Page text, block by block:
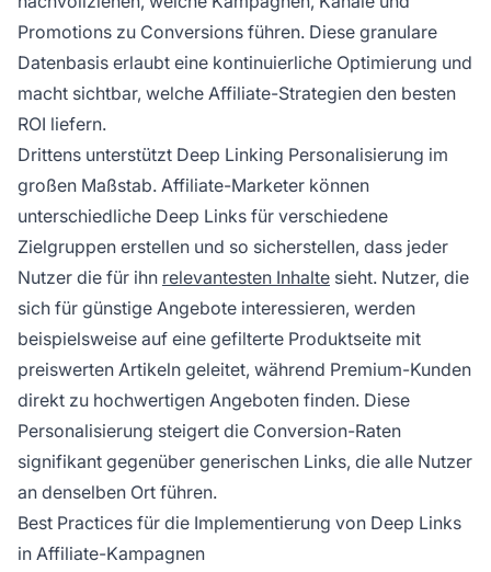
Promotions zu Conversions führen. Diese granulare
Datenbasis erlaubt eine kontinuierliche Optimierung und
macht sichtbar, welche Affiliate-Strategien den besten
ROI liefern.
Drittens unterstützt Deep Linking Personalisierung im
großen Maßstab. Affiliate-Marketer können
unterschiedliche Deep Links für verschiedene
Zielgruppen erstellen und so sicherstellen, dass jeder
Nutzer die für ihn relevantesten Inhalte sieht. Nutzer, die
sich für günstige Angebote interessieren, werden
beispielsweise auf eine gefilterte Produktseite mit
preiswerten Artikeln geleitet, während Premium-Kunden
direkt zu hochwertigen Angeboten finden. Diese
Personalisierung steigert die Conversion-Raten
signifikant gegenüber generischen Links, die alle Nutzer
an denselben Ort führen.
Best Practices für die Implementierung von Deep Links
in Affiliate-Kampagnen